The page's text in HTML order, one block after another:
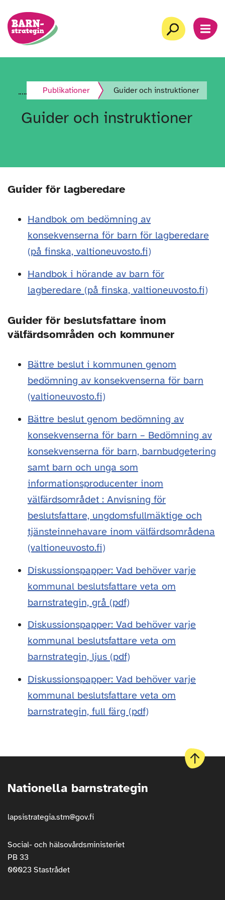
till
innehåll
Startsida
Sök
Publikationer Guider och instruktioner
Guider och instruktioner
Guider för lagberedare
Handbok om bedömning av
konsekvenserna för barn för lagberedare
(på finska, valtioneuvosto.fi)
Handbok i hörande av barn för
lagberedare (på finska, valtioneuvosto.fi)
Guider för beslutsfattare inom
välfärdsområden och kommuner
Bättre beslut i kommunen genom
bedömning av konsekvenserna för barn
(valtioneuvosto.fi)
Bättre beslut genom bedömning av
konsekvenserna för barn – Bedömning av
konsekvenserna för barn, barnbudgetering
samt barn och unga som
informationsproducenter inom
välfärdsområdet : Anvisning för
beslutsfattare, ungdomsfullmäktige och
tjänsteinnehavare inom välfärdsområdena
(valtioneuvosto.fi)
Diskussionspapper: Vad behöver varje
kommunal beslutsfattare veta om
barnstrategin, grå (pdf)
Diskussionspapper: Vad behöver varje
kommunal beslutsfattare veta om
barnstrategin, ljus (pdf)
Diskussionspapper: Vad behöver varje
kommunal beslutsfattare veta om
barnstrategin, full färg (pdf)
Nationella barnstrategin
lapsistrategia.stm@gov.fi
Social- och hälsovårdsministeriet
PB 33
00023 Stastrådet
Till